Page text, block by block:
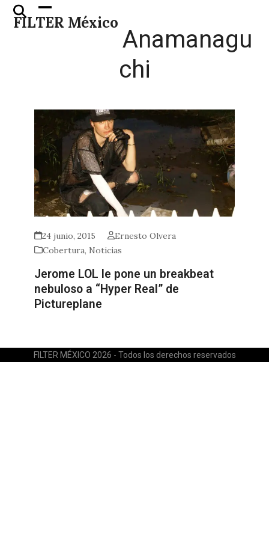
Skip
FILTER México
Open
mobile
Close
mobile
Anamanagu
chi
24 junio, 2015
Ernesto Olvera
Cobertura, Noticias
Jerome LOL le pone un breakbeat
nebuloso a “Hyper Real” de
Pictureplane
FILTER MÉXICO 2026 - Todos los derechos reservados